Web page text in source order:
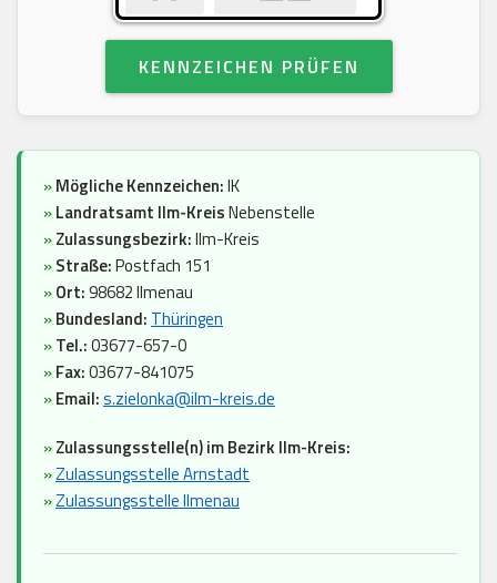
KENNZEICHEN PRÜFEN
»Mögliche Kennzeichen:IK
»Landratsamt Ilm-KreisNebenstelle
»Zulassungsbezirk:Ilm-Kreis
»Straße:Postfach 151
»Ort:98682 Ilmenau
»Bundesland: Thüringen
»Tel.:03677-657-0
»Fax:03677-841075
»Email:s.zielonka@ilm-kreis.de
»Zulassungsstelle(n) im Bezirk Ilm-Kreis:
»Zulassungsstelle Arnstadt
»Zulassungsstelle Ilmenau